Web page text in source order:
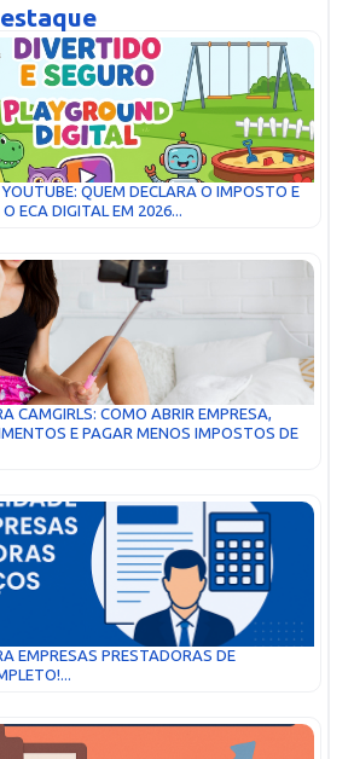
QUEM DECLARA O IMPOSTO E
ECA DIGITAL EM 2026...
CAMGIRLS: COMO ABRIR EMPRESA,
E PAGAR MENOS IMPOSTOS DE
EMPRESAS PRESTADORAS DE